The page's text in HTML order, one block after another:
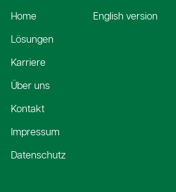
Navigation
überspringen
Home
Lösungen
Karriere
Über uns
Kontakt
Impressum
Datenschutz
English version